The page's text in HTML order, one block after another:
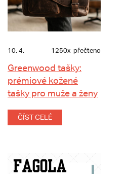
10. 4. 1250x přečteno
Greenwood tašky:
prémiové kožené
tašky pro muže a ženy
ČÍST CELÉ